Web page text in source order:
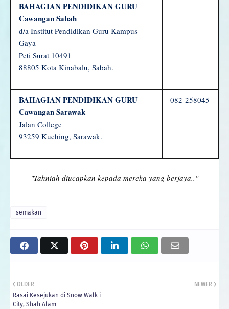
BAHAGIAN PENDIDIKAN GURU
Cawangan Sabah
d/a Institut Pendidikan Guru Kampus
Gaya
Peti Surat 10491
88805 Kota Kinabalu, Sabah.
BAHAGIAN PENDIDIKAN GURU
Cawangan Sarawak
Jalan College
93259 Kuching, Sarawak.
082-258045
"Tahniah diucapkan kepada mereka yang berjaya.."
semakan
NEWER
OLDER
Rasai Kesejukan di Snow Walk i-
City, Shah Alam